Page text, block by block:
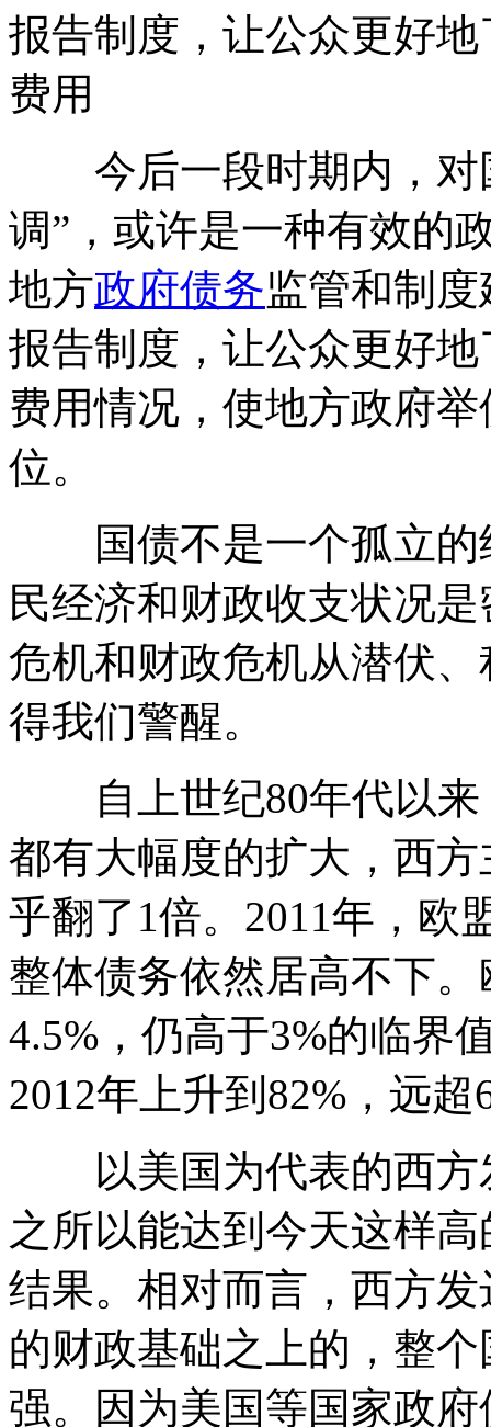
报告制度，让公众更好
费用
今后一段时期内，对
调”，或许是一种有效的
地方政府债务监管和制
报告制度，让公众更好
费用情况，使地方政府
位。
国债不是一个孤立的
民经济和财政收支状况
危机和财政危机从潜伏
得我们警醒。
自上世纪80年代以来
都有大幅度的扩大，西
乎翻了1倍。2011年，欧
整体债务依然居高不下
4.5%，仍高于3%的临界
2012年上升到82%，远超
以美国为代表的西方
之所以能达到今天这样
结果。相对而言，西方
的财政基础之上的，整
强。因为美国等国家政